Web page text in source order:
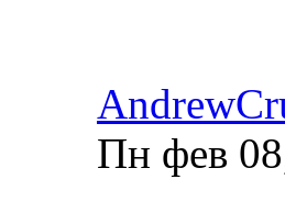
Пн фев